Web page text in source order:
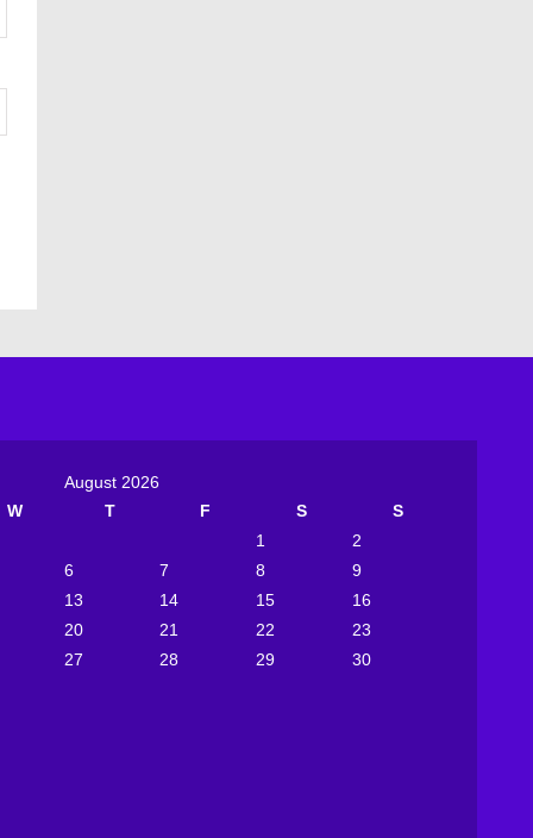
August 2026
W T F S
S
1
2
6 7 8
9
13 14 15
16
20 21 22
23
27 28 29
30